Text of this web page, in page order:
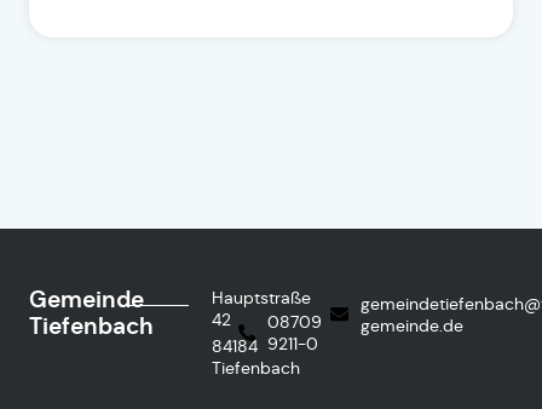
Gemeinde
Tiefenbach
Hauptstraße
42
84184
Tiefenbach
08709
9211-0
gemeinde.de